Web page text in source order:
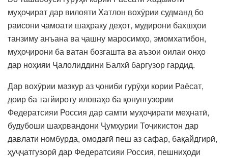
муҳоҷират дар вилояти Хатлон вохӯрии судманд бо
раисони ҷамоати шаҳраку деҳот, мудирони бахшҳои
танзиму анъана ва ҷашну маросимҳо, эмомхатибон,
муҳоҷирони ба ватан бозгашта ва аъзои оилаи онҳо
дар ноҳияи Ҷалолиддини Балхӣ баргузор гардид.
Дар вохӯрии мазкур аз ҷониби гурӯҳи кории Раёсат,
доир ба тағйироту иловаҳо ба қонунгузории
Федератсияи Россия дар самти муҳоҷирати меҳнатӣ,
будубоши шаҳрвандони Ҷумҳурии Тоҷикистон дар
давлати номбурда, омодагӣ пеш аз сафар, бақайдгирӣ,
ҳуҷҷатгузорӣ дар Федератсияи Россия, пешниҳоди